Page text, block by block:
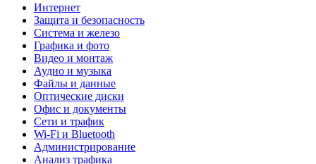
Интернет
Защита и безопасность
Система и железо
Графика и фото
Видео и монтаж
Аудио и музыка
Файлы и данные
Оптические диски
Офис и документы
Сети и трафик
Wi-Fi и Bluetooth
Администрирование
Анализ трафика